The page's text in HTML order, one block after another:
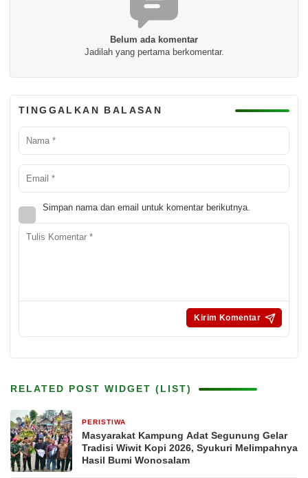
Belum ada komentar
Jadilah yang pertama berkomentar.
TINGGALKAN BALASAN
Simpan nama dan email untuk komentar berikutnya.
RELATED POST WIDGET (LIST)
PERISTIWA
Masyarakat Kampung Adat Segunung Gelar
Tradisi Wiwit Kopi 2026, Syukuri Melimpahnya
Hasil Bumi Wonosalam